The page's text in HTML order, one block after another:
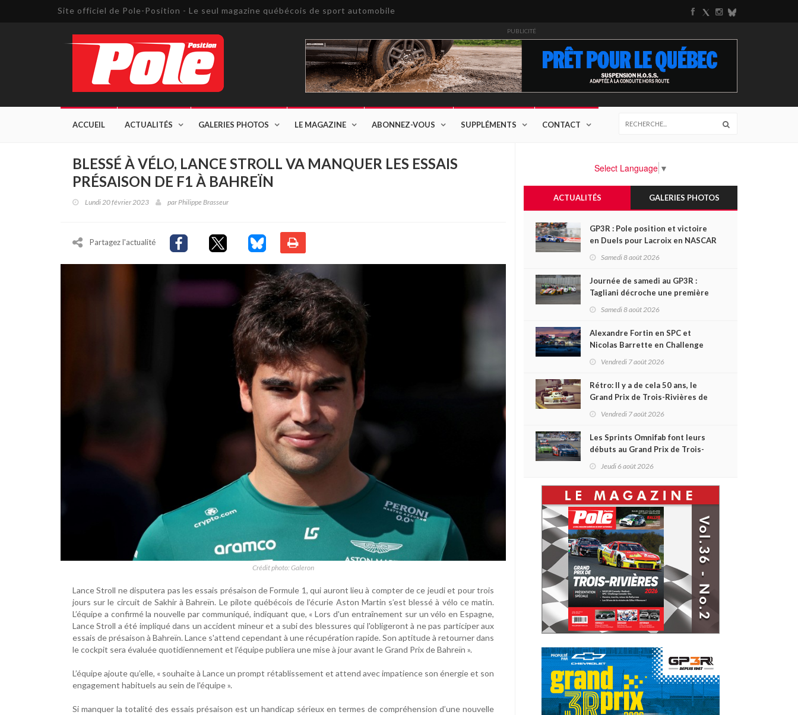
Site officiel de Pole-Position - Le seul magazine québécois de sport automobile
PUBLICITÉ
ACCUEIL ACTUALITÉS GALERIES PHOTOS LE MAGAZINE ABONNEZ-VOUS SUPPLÉMENTS CONTACT
BLESSÉ À VÉLO, LANCE STROLL VA MANQUER LES ESSAIS
PRÉSAISON DE F1 À BAHREÏN
Lundi 20 février 2023 parPhilippe Brasseur
Partagez l'actualité
Crédit photo: Galeron
Lance Stroll ne disputera pas les essais présaison de Formule 1, qui auront lieu à compter de ce jeudi et pour trois
jours sur le circuit de Sakhir à Bahreïn. Le pilote québécois de l’écurie Aston Martin s’est blessé à vélo ce matin.
L’équipe a confirmé la nouvelle par communiqué, indiquant que, « Lors d'un entraînement sur un vélo en Espagne,
Lance Stroll a été impliqué dans un accident mineur et a subi des blessures qui l'obligeront à ne pas participer aux
essais de présaison à Bahreïn. Lance s'attend cependant à une récupération rapide. Son aptitude à retourner dans
le cockpit sera évaluée quotidiennement et l'équipe publiera une mise à jour avant le Grand Prix de Bahreïn ».
L’équipe ajoute qu’elle, « souhaite à Lance un prompt rétablissement et attend avec impatience son énergie et son
engagement habituels au sein de l'équipe ».
Si manquer la totalité des essais présaison est un handicap sérieux en termes de compréhension d’une nouvelle
Select Language ▼
ACTUALITÉS GALERIES PHOTOS
GP3R : Pole position et victoire
en Duels pour Lacroix en NASCAR
Canada; Camirand remporte
Samedi 8 août 2026
Journée de samedi au GP3R :
Tagliani décroche une première
victoire en Coupe Radical; des
toutes les séries
Samedi 8 août 2026
Alexandre Fortin en SPC et
Nicolas Barrette en Challenge
Canada héros des premières
Vendredi 7 août 2026
Rétro: Il y a de cela 50 ans, le
Grand Prix de Trois-Rivières de
1976
Vendredi 7 août 2026
Les Sprints Omnifab font leurs
débuts au Grand Prix de Trois-
Rivières avec un format inspiré
Jeudi 6 août 2026